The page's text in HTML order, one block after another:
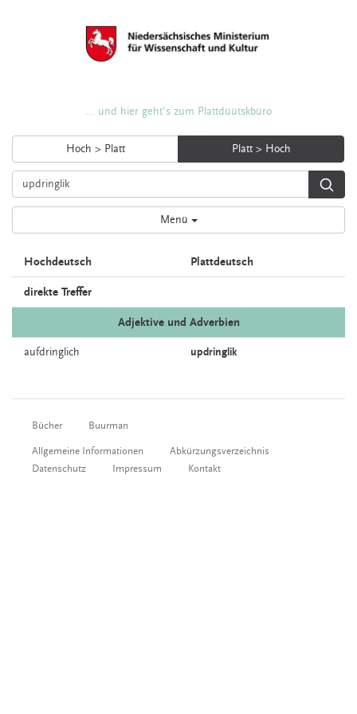
... und hier geht's zum Plattdüütskbüro
Hoch > Platt Platt > Hoch
Menü
Hochdeutsch Plattdeutsch
direkte Treffer
Adjektive und Adverbien
aufdringlich updringlik
Bücher Buurman
Allgemeine Informationen
Abkürzungsverzeichnis
Datenschutz
Impressum Kontakt